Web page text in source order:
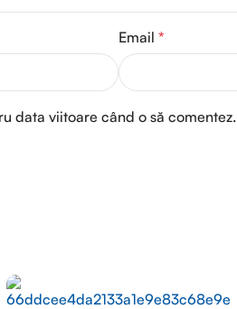
Email *
data viitoare când o să comentez.